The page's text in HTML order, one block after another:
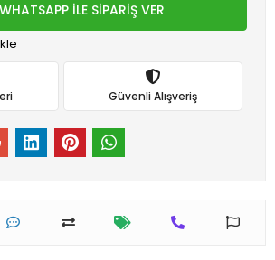
WHATSAPP İLE SİPARİŞ VER
Güvenli Alışveriş